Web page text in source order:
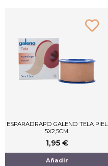
ESPARADRAPO GALENO TELA PIEL
5X2,5CM.
1,95 €
Añadir